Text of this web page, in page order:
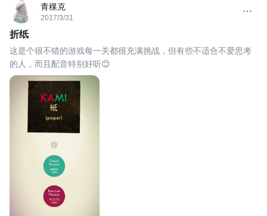
青稞克
2017/3/31
折纸
这是个很不错的游戏每一关都很充满挑战，但有些不适合不爱思考
的人，而且配音特别好听😊